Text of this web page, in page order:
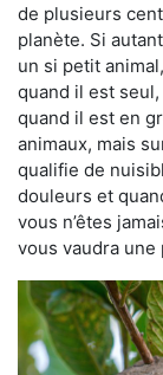
de plusieurs
planète. Si
un si petit
quand il est
quand il est en
animaux, mais
qualifie de
douleurs et
vous n’êtes
vous vaudra